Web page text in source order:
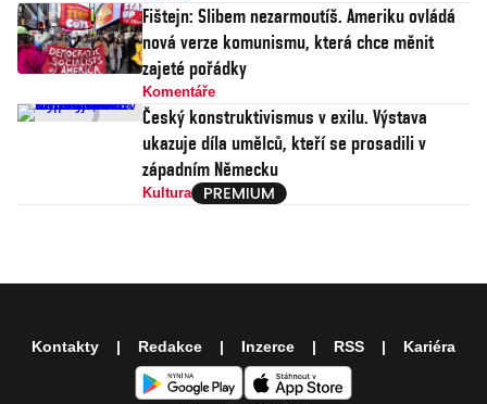
Fištejn: Slibem nezarmoutíš. Ameriku ovládá
nová verze komunismu, která chce měnit
zajeté pořádky
Komentáře
Český konstruktivismus v exilu. Výstava
ukazuje díla umělců, kteří se prosadili v
západním Německu
Kultura
Kontakty Redakce Inzerce RSS Kariéra